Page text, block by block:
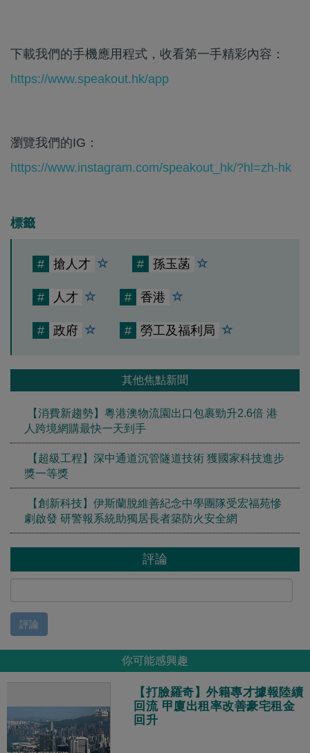
下載我們的手機應用程式，收看第一手精彩內容：
https://www.speakout.hk/app
瀏覽我們的IG：
https://www.instagram.com/speakout_hk/?hl=zh-hk
標籤
# 搶人才 # 孫玉菡
# 人才 # 香港
# 政府 # 勞工及福利局
其他焦點新聞
【消費新趨勢】粵港澳物流園出口包裹勁升2.6倍 港
人跨境網購最快一天到手
【超級工程】深中通道沉管隧道技術 獲國家科技進步
獎一等獎
【創新科技】伊斯蘭脫維善紀念中學團隊受宏福苑慘
劇啟發 研警報系統助獨居長者築防火安全網
評論
評論
你可能感興趣
【打臉羅奇】外籍專才據報陸續
回流 甲廈出租率改善豪宅租金
回升